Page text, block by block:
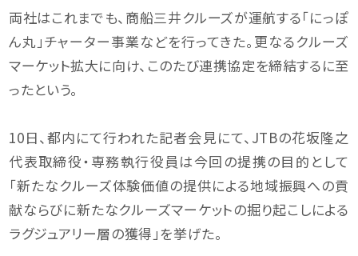
両社はこれまでも、商船三井クルーズが運航する「にっぽ
ん丸」チャーター事業などを行ってきた。更なるクルーズ
マーケット拡大に向け、このたび連携協定を締結するに至
ったという。
10日、都内にて行われた記者会見にて、JTBの花坂隆之
代表取締役・専務執行役員は今回の提携の目的として
「新たなクルーズ体験価値の提供による地域振興への貢
献ならびに新たなクルーズマーケットの掘り起こしによる
ラグジュアリー層の獲得」を挙げた。